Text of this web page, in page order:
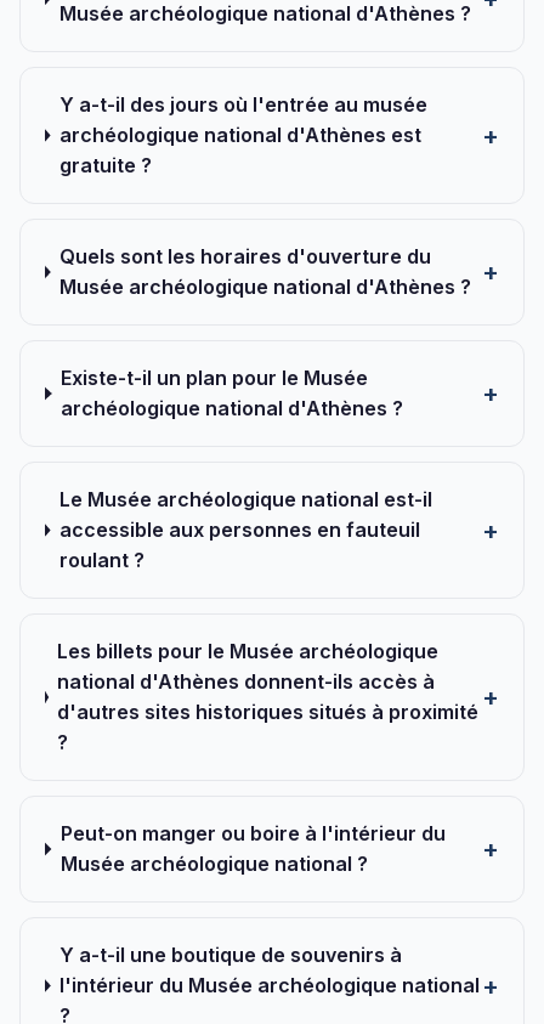
Musée archéologique national d'Athènes ?
Y a-t-il des jours où l'entrée au musée
archéologique national d'Athènes est
gratuite ?
Quels sont les horaires d'ouverture du
Musée archéologique national d'Athènes ?
Existe-t-il un plan pour le Musée
archéologique national d'Athènes ?
Le Musée archéologique national est-il
accessible aux personnes en fauteuil
roulant ?
Les billets pour le Musée archéologique
national d'Athènes donnent-ils accès à
d'autres sites historiques situés à proximité
?
Peut-on manger ou boire à l'intérieur du
Musée archéologique national ?
Y a-t-il une boutique de souvenirs à
l'intérieur du Musée archéologique national
?